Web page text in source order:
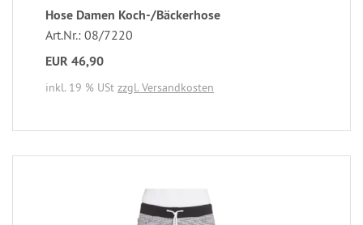
Hose Damen Koch-/Bäckerhose
Art.Nr.: 08/7220
EUR 46,90
inkl. 19 % USt zzgl. Versandkosten